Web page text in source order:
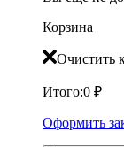
Корзина
Очистить
Итого:0 ₽
Оформить